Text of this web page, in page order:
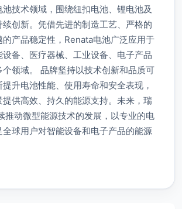
技术领域，围绕纽扣电池、锂电池及
创新。凭借先进的制造工艺、严格的
产品稳定性，Renata电池广泛应用于
备、医疗器械、工业设备、电子产品
个领域。 品牌坚持以技术创新和品质可
升电池性能、使用寿命和安全表现，
提供高效、持久的能源支持。未来，瑞
推动微型能源技术的发展，以专业的电
球用户对智能设备和电子产品的能源